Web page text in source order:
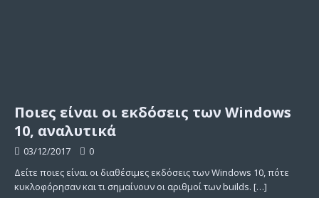
Ποιες είναι οι εκδόσεις των Windows
10, αναλυτικά
03/12/2017
0
Δείτε ποιες είναι οι διαθέσιμες εκδόσεις των Windows 10, πότε
κυκλοφόρησαν και τι σημαίνουν οι αριθμοί των builds. […]